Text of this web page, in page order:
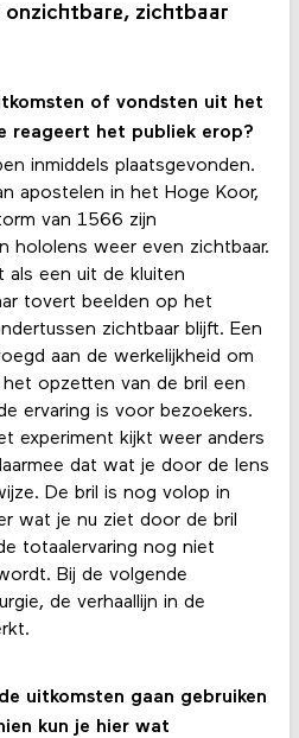
onzichtbare, zichtbaar
of vondsten uit het
reageert het publiek erop?
inmiddels plaatsgevonden.
apostelen in het Hoge Koor,
van 1566 zijn
hololens weer even zichtbaar.
als een uit de kluiten
tovert beelden op het
zichtbaar blijft. Een
aan de werkelijkheid om
opzetten van de bril een
ervaring is voor bezoekers.
experiment kijkt weer anders
dat wat je door de lens
De bril is nog volop in
wat je nu ziet door de bril
totaalervaring nog niet
Bij de volgende
de verhaallijn in de
uitkomsten gaan gebruiken
kun je hier wat